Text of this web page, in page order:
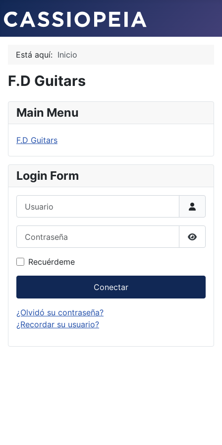
Está aquí: Inicio
F.D Guitars
Main Menu
F.D Guitars
Login Form
Recuérdeme
Conectar
¿Olvidó su contraseña?
¿Recordar su usuario?